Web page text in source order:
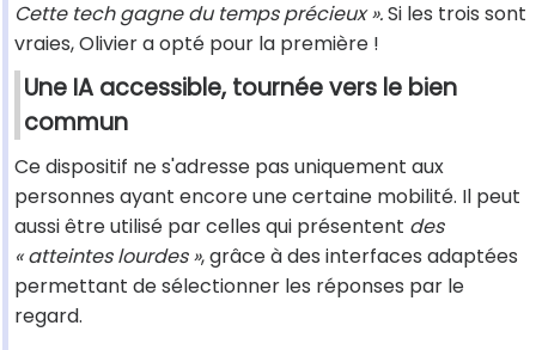
Cette tech gagne du temps précieux ».Si les trois sont
vraies, Olivier a opté pour la première !
Une IA accessible, tournée vers le bien
commun
Ce dispositif ne s'adresse pas uniquement aux
personnes ayant encore une certaine mobilité. Il peut
aussi être utilisé par celles qui présentent des
« atteintes lourdes », grâce à des interfaces adaptées
permettant de sélectionner les réponses par le
regard.